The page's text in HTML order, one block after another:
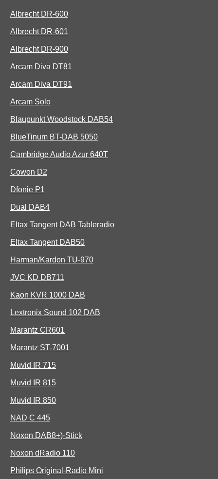
Albrecht DR-600
Albrecht DR-601
Albrecht DR-900
Arcam Diva DT81
Arcam Diva DT91
Arcam Solo
Blaupunkt Woodstock DAB54
BlueTinum BT-DAB 5050
Cambridge Audio Azur 640T
Cowon D2
Dfonie P1
Dual DAB4
Eltax Tangent DAB Tableradio
Eltax Tangent DAB50
Harman/Kardon TU-970
JVC KD DB711
Kaon KVR 1000 DAB
Lextronix Sound 102 DAB
Marantz CR601
Marantz ST-7001
Muvid IR 715
Muvid IR 815
Muvid IR 850
NAD C 445
Noxon DAB8+)-Stick
Noxon dRadio 110
Philips Original-Radio Mini